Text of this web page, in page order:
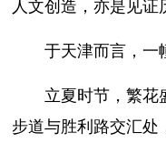
于天津而言，一幢
立夏时节，繁花
步道与胜利路交汇处